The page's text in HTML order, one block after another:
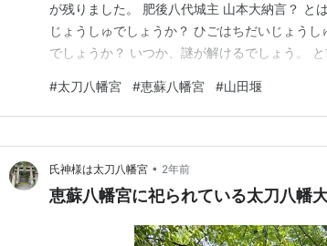
が残りました。 肥後八代城主 山本大納言？ と
じょうしゅでしょうか？ ひごはちだいじょう
でしょうか？ いつか、謎が解けるでしょう。
残念ですが、山田堰土地改良区の方は、知りま
聞くと良いと教えて…
#太刀八幡宮 #恵蘇八幡宮 #山田堰
氏神様は太刀八幡宮 • 2年前
恵蘇八幡宮に祀られている太刀八幡